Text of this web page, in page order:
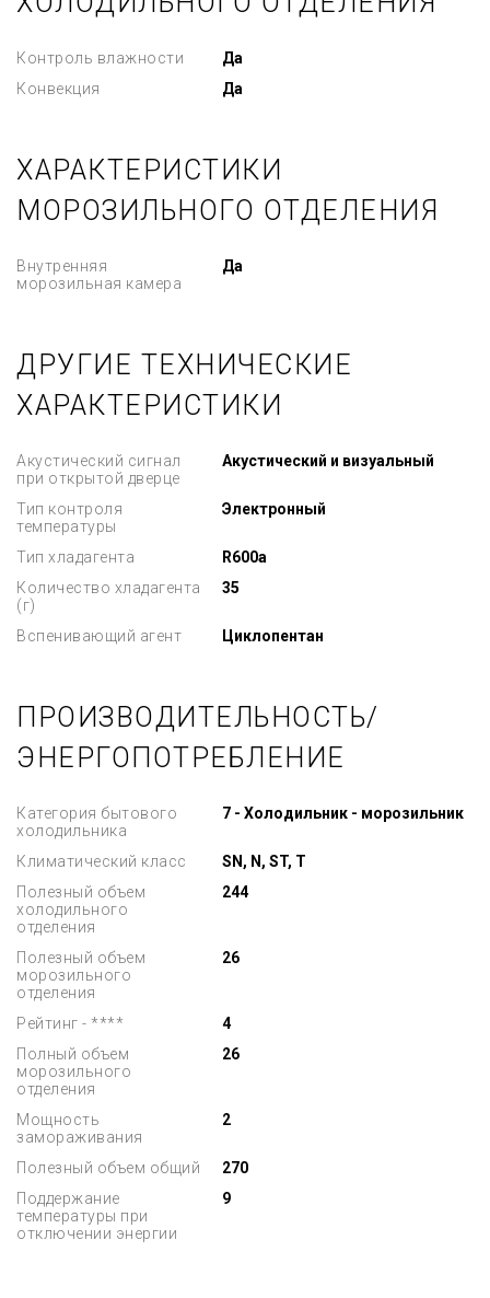
Контроль влажности
Да
Конвекция
Да
ХАРАКТЕРИСТИКИ
МОРОЗИЛЬНОГО ОТДЕЛЕНИЯ
Внутренняя
морозильная камера
Да
ДРУГИЕ ТЕХНИЧЕСКИЕ
ХАРАКТЕРИСТИКИ
Акустический сигнал
при открытой дверце
Акустический и визуальный
Тип контроля
температуры
Электронный
Тип хладагента
R600a
Количество хладагента
(г)
35
Вспенивающий агент Циклопентан
ПРОИЗВОДИТЕЛЬНОСТЬ/
ЭНЕРГОПОТРЕБЛЕНИЕ
Категория бытового
холодильника
7 - Холодильник - морозильник
Климатический класс
SN, N, ST, T
Полезный объем
холодильного
отделения
244
Полезный объем
морозильного
отделения
26
Рейтинг - ****
4
Полный объем
морозильного
отделения
26
Мощность
замораживания
2
Полезный объем общий
270
Поддержание
температуры при
отключении энергии
9